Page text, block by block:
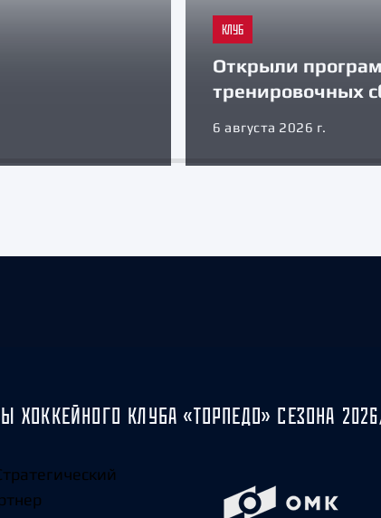
КЛУБ
Открыли
тренировочных
6 августа 2026 г.
ХОККЕЙНОГО КЛУБА «ТОРПЕДО» СЕЗОНА